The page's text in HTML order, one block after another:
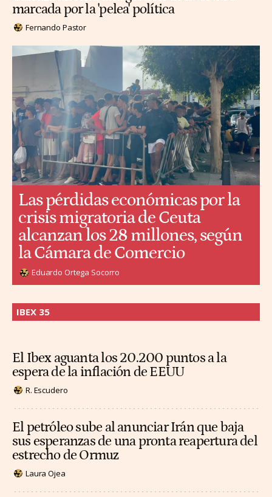
marcada por la 'pelea' política
Fernando Pastor
Las pérdidas económicas por la
crisis migratoria de Ceuta
alcanzan los 28 millones, según
la Cámara de Comercio
Eduardo Ortega Socorro
IBEX 35
El Ibex aguanta los 20.200 puntos a la
espera de la inflación de EEUU
R. Escudero
El petróleo sube al anunciar Irán que baja
sus esperanzas de una pronta reapertura del
estrecho de Ormuz
Laura Ojea